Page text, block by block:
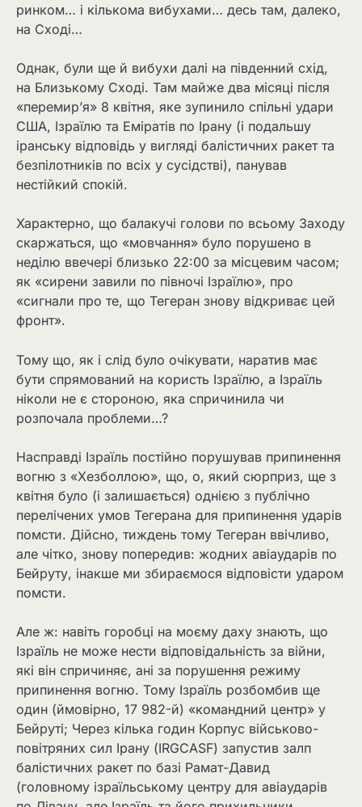
ринком… і кількома вибухами… десь там, далеко,
на Сході…
Однак, були ще й вибухи далі на південний схід,
на Близькому Сході. Там майже два місяці після
«перемир’я» 8 квітня, яке зупинило спільні удари
США, Ізраїлю та Еміратів по Ірану (і подальшу
іранську відповідь у вигляді балістичних ракет та
безпілотників по всіх у сусідстві), панував
нестійкий спокій.
Характерно, що балакучі голови по всьому Заходу
скаржаться, що «мовчання» було порушено в
неділю ввечері близько 22:00 за місцевим часом;
як «сирени завили по півночі Ізраїлю», про
«сигнали про те, що Тегеран знову відкриває цей
фронт».
Тому що, як і слід було очікувати, наратив має
бути спрямований на користь Ізраїлю, а Ізраїль
ніколи не є стороною, яка спричинила чи
розпочала проблеми…?
Насправді Ізраїль постійно порушував припинення
вогню з «Хезболлою», що, о, який сюрприз, ще з
квітня було (і залишається) однією з публічно
перелічених умов Тегерана для припинення ударів
помсти. Дійсно, тиждень тому Тегеран ввічливо,
але чітко, знову попередив: жодних авіаударів по
Бейруту, інакше ми збираємося відповісти ударом
помсти.
Але ж: навіть горобці на моєму даху знають, що
Ізраїль не може нести відповідальність за війни,
які він спричиняє, ані за порушення режиму
припинення вогню. Тому Ізраїль розбомбив ще
один (ймовірно, 17 982-й) «командний центр» у
Бейруті; Через кілька годин Корпус військово-
повітряних сил Ірану (IRGCASF) запустив залп
балістичних ракет по базі Рамат-Давид
(головному ізраїльському центру для авіаударів